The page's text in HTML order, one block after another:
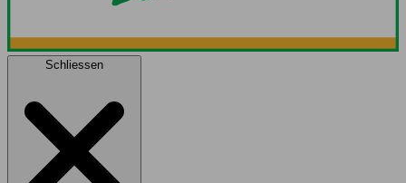
Schliessen